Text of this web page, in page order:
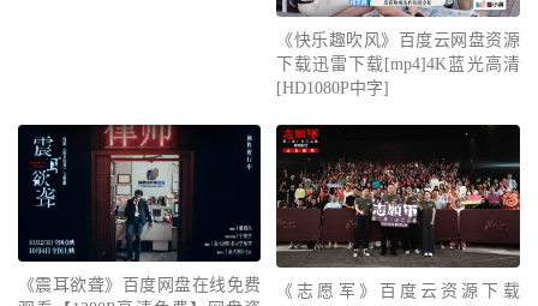
《快乐趣吹风》百度云网盘资源
下载迅雷下载[mp4]4K蓝光高清
[HD1080P中字]
《震耳欲聋》百度网盘在线免费
《志愿军》百度云资源下载